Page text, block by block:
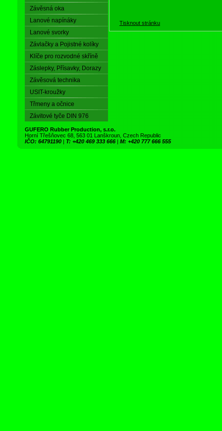
Závěsná oka
Lanové napínáky
Lanové svorky
Závlačky a Pojistné kolíky
Klíče pro rozvodné skříně
Záslepky, Přísavky, Dorazy
Závěsová technika
USIT-kroužky
Třmeny a očnice
Závitové tyče DIN 976
Tisknout stránku
GUFERO Rubber Production, s.r.o.
Horní Třešňovec 68, 563 01 Lanškroun, Czech Republic
IČO: 64791190 | T: +420 469 333 666 | M: +420 777 666 555